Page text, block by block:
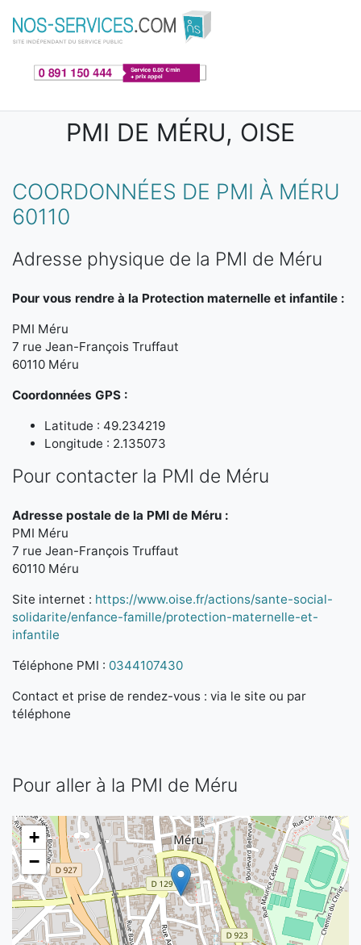
Aller au contenu principal
PMI DE MÉRU, OISE
COORDONNÉES DE PMI À MÉRU
60110
Adresse physique de la PMI de Méru
Pour vous rendre à la Protection maternelle et infantile :
PMI Méru
7 rue Jean-François Truffaut
60110 Méru
Coordonnées GPS :
Latitude : 49.234219
Longitude : 2.135073
Pour contacter la PMI de Méru
Adresse postale de la PMI de Méru :
PMI Méru
7 rue Jean-François Truffaut
60110 Méru
Site internet : https://www.oise.fr/actions/sante-social-
solidarite/enfance-famille/protection-maternelle-et-
infantile
Téléphone PMI : 0344107430
Contact et prise de rendez-vous : via le site ou par
téléphone
Pour aller à la PMI de Méru
+
−